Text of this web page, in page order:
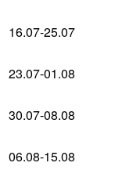
16.07-25.07
23.07-01.08
30.07-08.08
06.08-15.08